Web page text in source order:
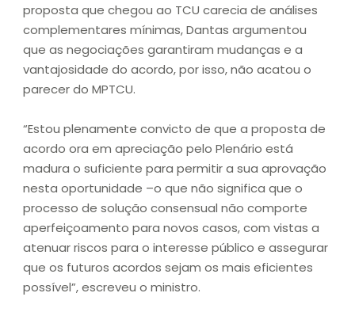
proposta que chegou ao TCU carecia de análises
complementares mínimas, Dantas argumentou
que as negociações garantiram mudanças e a
vantajosidade do acordo, por isso, não acatou o
parecer do MPTCU.
“Estou plenamente convicto de que a proposta de
acordo ora em apreciação pelo Plenário está
madura o suficiente para permitir a sua aprovação
nesta oportunidade –o que não significa que o
processo de solução consensual não comporte
aperfeiçoamento para novos casos, com vistas a
atenuar riscos para o interesse público e assegurar
que os futuros acordos sejam os mais eficientes
possível”, escreveu o ministro.